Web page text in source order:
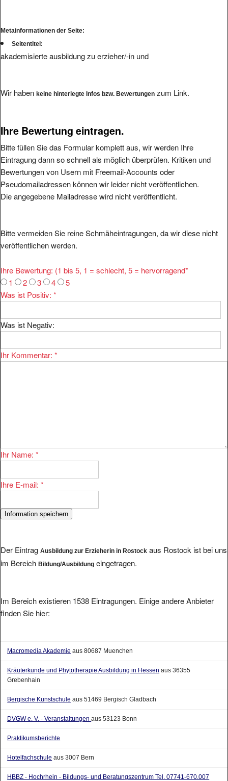
Metainformationen der Seite:
Seitentitel:
akademisierte ausbildung zu erzieher/-in und
Wir haben keine hinterlegte Infos bzw. Bewertungen zum Link.
Ihre Bewertung eintragen.
Bitte füllen Sie das Formular komplett aus, wir werden Ihre
Eintragung dann so schnell als möglich überprüfen. Kritiken und
Bewertungen von Usern mit Freemail-Accounts oder
Pseudomailadressen können wir leider nicht veröffentlichen.
Die angegebene Mailadresse wird nicht veröffentlicht.
Bitte vermeiden Sie reine Schmäheintragungen, da wir diese nicht
veröffentlichen werden.
Ihre Bewertung: (1 bis 5, 1 = schlecht, 5 = hervorragend*
1
2 3 4
5
Was ist Positiv: *
Was ist Negativ:
Ihr Kommentar: *
Ihr Name: *
Ihre E-mail: *
Der Eintrag Ausbildung zur Erzieherin in Rostock aus Rostock ist bei uns
im Bereich Bildung/Ausbildung eingetragen.
Im Bereich existieren 1538 Eintragungen. Einige andere Anbieter
finden Sie hier:
Macromedia Akademie aus 80687 Muenchen
Kräuterkunde und Phytotherapie Ausbildung in Hessen aus 36355
Grebenhain
Bergische Kunstschule aus 51469 Bergisch Gladbach
DVGW e. V. - Veranstaltungenaus 53123 Bonn
Praktikumsberichte
Hotelfachschule aus 3007 Bern
HBBZ - Hochrhein - Bildungs- und Beratungszentrum Tel. 07741-670.007